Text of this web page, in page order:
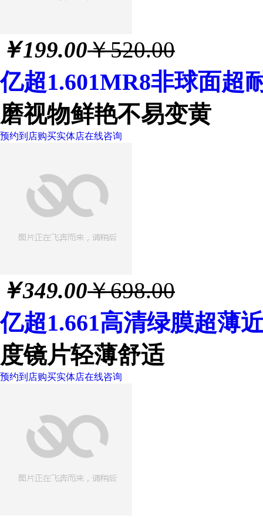
￥199.00￥520.00
亿超1.601MR8非球面超
磨视物鲜艳不易变黄
预约到店购买实体店在线咨询
￥349.00￥698.00
亿超1.661高清绿膜超薄
度镜片轻薄舒适
预约到店购买实体店在线咨询